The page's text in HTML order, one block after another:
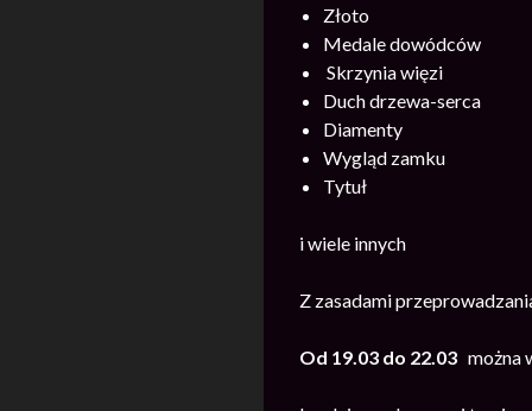
Złoto
Medale dowódców
Skrzynia więzi
Duch drzewa-serca
Diamenty
Wygląd zamku
Tytuł
i wiele innych
Z zasadami
Od 19.03 do 22.03 można